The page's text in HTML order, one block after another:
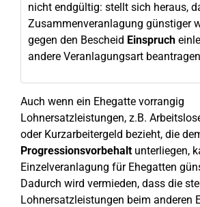
nicht endgültig: stellt sich heraus,
Zusammenveranlagung günstiger
gegen den Bescheid Einspruch
andere Veranlagungsart
Auch wenn ein Ehegatte vorrangig
Lohnersatzleistungen, z.B.
oder Kurzarbeitergeld bezieht, die
Progressionsvorbehaltunterliegen,
Einzelveranlagung für Ehegatten
Dadurch wird vermieden, dass die
Lohnersatzleistungen beim anderen